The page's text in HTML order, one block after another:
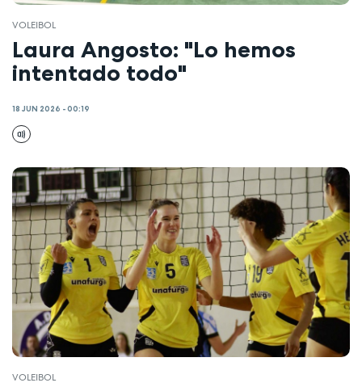
VOLEIBOL
Laura Angosto: "Lo hemos
intentado todo"
18 JUN 2026 - 00:19
VOLEIBOL